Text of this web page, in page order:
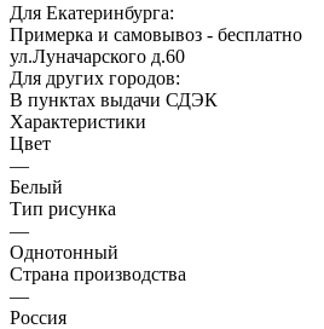
Для Екатеринбурга:
Примерка и самовывоз - бесплатно
ул.Луначарского д.60
Для других городов:
В пунктах выдачи СДЭК
Характеристики
Цвет
—
Белый
Тип рисунка
—
Однотонный
Страна производства
—
Россия